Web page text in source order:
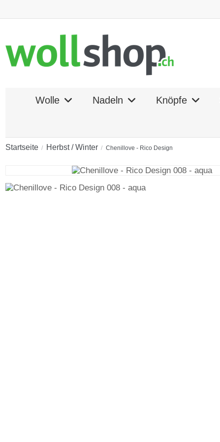
Wolle Nadeln Knöpfe
Startseite Herbst / Winter Chenillove - Rico Design